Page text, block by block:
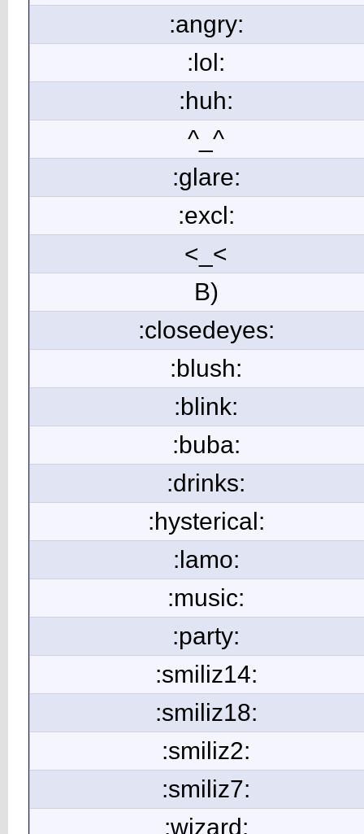
:angry:
:lol:
:huh:
^_^
:glare:
:excl:
<_<
B)
:closedeyes:
:blush:
:blink:
:buba:
:drinks:
:hysterical:
:lamo:
:music:
:party:
:smiliz14:
:smiliz18:
:smiliz2:
:smiliz7:
:wizard: